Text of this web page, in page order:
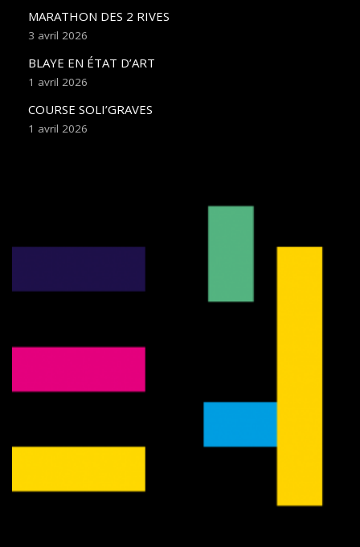
MARATHON DES 2 RIVES
3 avril 2026
BLAYE EN ÉTAT D’ART
1 avril 2026
COURSE SOLI’GRAVES
1 avril 2026